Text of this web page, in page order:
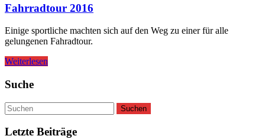
Fahrradtour 2016
Einige sportliche machten sich auf den Weg zu einer für alle
gelungenen Fahradtour.
Weiterlesen
Suche
Letzte Beiträge